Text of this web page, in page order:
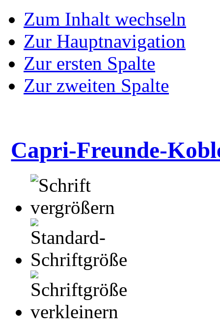
Zum Inhalt wechseln
Zur Hauptnavigation
Zur ersten Spalte
Zur zweiten Spalte
Capri-Freunde-